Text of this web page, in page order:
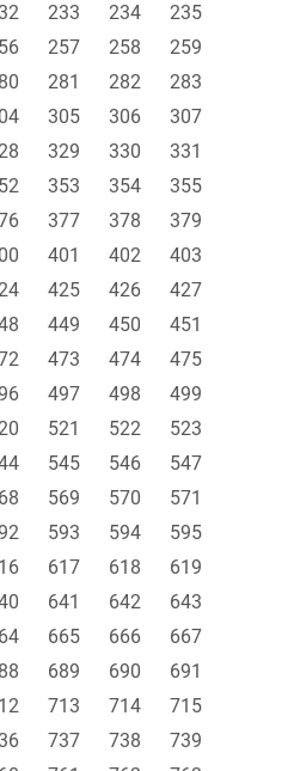
233 234
235
257 258
259
281 282
283
305 306
307
329 330
331
353 354
355
377 378
379
401 402
403
425 426
427
449 450
451
473 474
475
497 498
499
521 522
523
545 546
547
569 570
571
593 594
595
617 618
619
641 642
643
665 666
667
689 690
691
713 714
715
737 738
739